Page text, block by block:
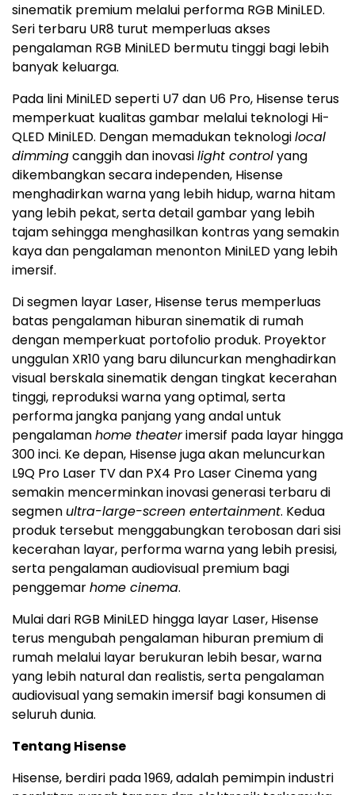
sinematik premium melalui performa RGB MiniLED.
Seri terbaru UR8 turut memperluas akses
pengalaman RGB MiniLED bermutu tinggi bagi lebih
banyak keluarga.
Pada lini MiniLED seperti U7 dan U6 Pro, Hisense terus
memperkuat kualitas gambar melalui teknologi Hi-
QLED MiniLED. Dengan memadukan teknologilocal
dimmingcanggih dan inovasilight controlyang
dikembangkan secara independen, Hisense
menghadirkan warna yang lebih hidup, warna hitam
yang lebih pekat, serta detail gambar yang lebih
tajam sehingga menghasilkan kontras yang semakin
kaya dan pengalaman menonton MiniLED yang lebih
imersif.
Di segmen layar Laser, Hisense terus memperluas
batas pengalaman hiburan sinematik di rumah
dengan memperkuat portofolio produk. Proyektor
unggulan XR10 yang baru diluncurkan menghadirkan
visual berskala sinematik dengan tingkat kecerahan
tinggi, reproduksi warna yang optimal, serta
performa jangka panjang yang andal untuk
pengalamanhome theaterimersif pada layar hingga
300 inci. Ke depan, Hisense juga akan meluncurkan
L9Q Pro Laser TV dan PX4 Pro Laser Cinema yang
semakin mencerminkan inovasi generasi terbaru di
segmen ultra-large-screen entertainment. Kedua
produk tersebut menggabungkan terobosan dari sisi
kecerahan layar, performa warna yang lebih presisi,
serta pengalaman audiovisual premium bagi
penggemarhome cinema.
Mulai dari RGB MiniLED hingga layar Laser, Hisense
terus mengubah pengalaman hiburan premium di
rumah melalui layar berukuran lebih besar, warna
yang lebih natural dan realistis, serta pengalaman
audiovisual yang semakin imersif bagi konsumen di
seluruh dunia.
Tentang Hisense
Hisense, berdiri pada 1969, adalah pemimpin industri